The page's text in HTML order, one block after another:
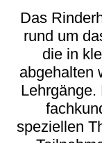
Das
rund um
die in
abgehalten
Lehrgänge.
speziellen